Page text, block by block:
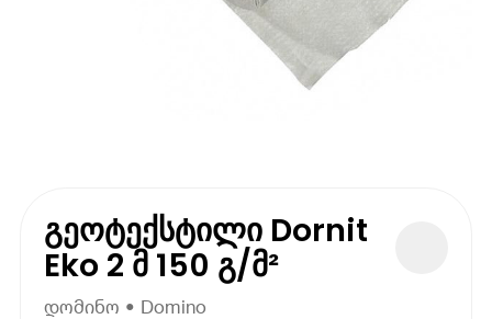
გეოტექსტილი Dornit
Eko 2 მ 150 გ/მ²
დომინო • Domino